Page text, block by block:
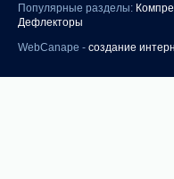
Популярные разделы:
Дефлекторы
WebCanape - создание